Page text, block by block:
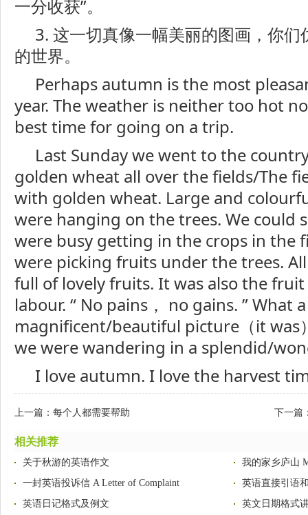
一分收获”。
3. 这一切真像一幅美丽的图画，你
的世界。
Perhaps autumn is the most
year. The weather is neither too hot
best time for going on a trip.
Last Sunday we went to the
golden wheat all over the fields/The
with golden wheat. Large and
were hanging on the trees. We could
were busy getting in the crops in the
were picking fruits under the trees.
full of lovely fruits. It was also the
labour. “ No pains， no gains. ” What a
magnificent/beautiful picture（it was
we were wandering in a splendid/
I love autumn. I love the harvest
上一篇： 每个人都需要帮助 下一篇
相关推荐
关于秋游的英语作文
我的家乡庐山
一封英语投诉信 A Letter of Complaint
英语直接引语
英语日记格式及例文
英文日期格式